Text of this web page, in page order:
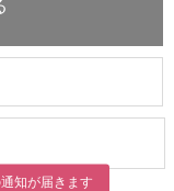
知が届きます